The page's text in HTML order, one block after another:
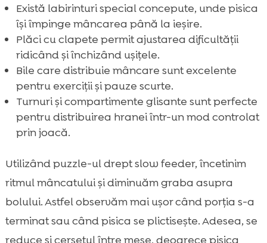
Există labirinturi special concepute, unde pisica
își împinge mâncarea până la ieșire.
Plăci cu clapete permit ajustarea dificultății
ridicând și închizând ușițele.
Bile care distribuie mâncare sunt excelente
pentru exerciții și pauze scurte.
Turnuri și compartimente glisante sunt perfecte
pentru distribuirea hranei într-un mod controlat
prin joacă.
Utilizând puzzle-ul drept slow feeder, încetinim
ritmul mâncatului și diminuăm graba asupra
bolului. Astfel observăm mai ușor când porția s-a
terminat sau când pisica se plictisește. Adesea, se
reduce și cerșetul între mese, deoarece pisica